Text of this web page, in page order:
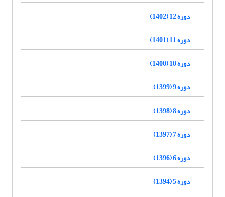
دوره 12 (1402)
دوره 11 (1401)
دوره 10 (1400)
دوره 9 (1399)
دوره 8 (1398)
دوره 7 (1397)
دوره 6 (1396)
دوره 5 (1394)